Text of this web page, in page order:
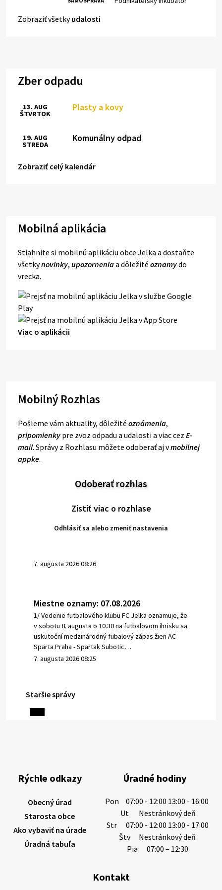
Zobraziť všetkyudalosti
Zber odpadu
Plasty a kovy
13. AUG
ŠTVRTOK
Komunálny odpad
19. AUG
STREDA
Zobraziť celý kalendár
Mobilná aplikácia
Stiahnite si mobilnú aplikáciu obce Jelka a dostaňte
všetkynovinky, upozorneniaa dôležité oznamydo
vrecka.
Viac o aplikácii
Mobilný Rozhlas
Pošleme vám aktuality, dôležité oznámenia,
pripomienky pre zvoz odpadu a udalosti a viac cez E-
mail. Správy z Rozhlasu môžete odoberať aj vmobilnej
appke.
Odoberať rozhlas
Zistiť viac o rozhlase
Odhlásiť sa alebo zmeniť nastavenia
7. augusta 2026 08:26
Miestne oznamy: 07.08.2026
1/ Vedenie futbalového klubu FC Jelka oznamuje, že
v sobotu 8. augusta o 10.30 na futbalovom ihrisku sa
uskutoční medzinárodný fubalový zápas žien AC
Sparta Praha - Spartak Subotic…
7. augusta 2026 08:25
6. augusta 2026 08:13
výdatnosti vodárenských zdrojov.
Západoslovenská vodárenská spoločnosť preto
6. augusta 2026 08:12
5. augusta 2026 13:10
Staršie správy
Rýchle odkazy
Obecný úrad
Starosta obce
Ako vybaviť na úrade
Úradná tabuľa
Úradné hodiny
Pon
07:00 - 12:00 13:00 - 16:00
Ut
Nestránkový deň
Str
07:00 - 12:00 13:00 - 17:00
Štv
Nestránkový deň
Pia
07:00 – 12:30
Kontakt